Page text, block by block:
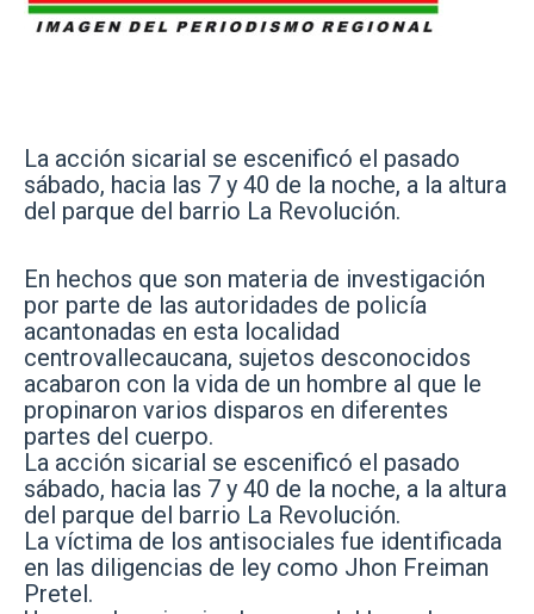
La acción sicarial se escenificó el pasado
sábado, hacia las 7 y 40 de la noche, a la altura
del parque del barrio La Revolución.
En hechos que son materia de investigación
por parte de las autoridades de policía
acantonadas en esta localidad
centrovallecaucana, sujetos desconocidos
acabaron con la vida de un hombre al que le
propinaron varios disparos en diferentes
partes del cuerpo.
La acción sicarial se escenificó el pasado
sábado, hacia las 7 y 40 de la noche, a la altura
del parque del barrio La Revolución.
La víctima de los antisociales fue identificada
en las diligencias de ley como Jhon Freiman
Pretel.